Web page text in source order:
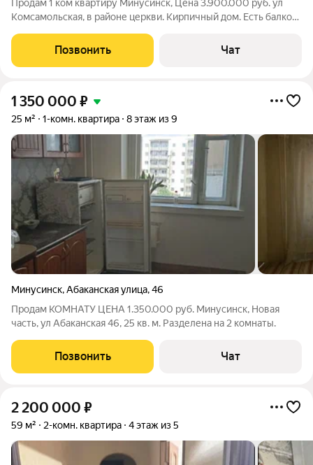
Продам 1 ком квартиру Минусинск, Цена 3.900.000 руб. ул
Комсамольская, в районе церкви. Кирпичный дом. Есть балкон,
общественного транспорта и места отдыха. Тел: 8-923-301-
3141 Евгения
Позвонить Чат
1 350 000 ₽
25 м² 1-комн. квартира 8 этаж из 9
Минусинск,Абаканская улица,46
Продам КОМНАТУ ЦЕНА 1.350.000 руб. Минусинск, Новая
часть, ул Абаканская 46, 25 кв. м. Разделена на 2 комнаты.
Позвонить Чат
2 200 000 ₽
59 м² 2-комн. квартира 4 этаж из 5